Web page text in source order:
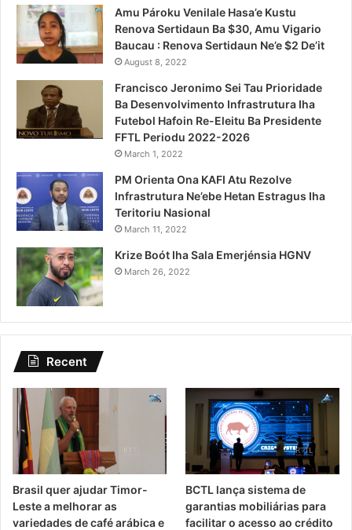
Amu Pároku Venilale Hasa’e Kustu
Renova Sertidaun Ba $30, Amu Vigario
Baucau : Renova Sertidaun Ne’e $2 De’it
August 8, 2022
Francisco Jeronimo Sei Tau Prioridade
Ba Desenvolvimento Infrastrutura Iha
Futebol Hafoin Re-Eleitu Ba Presidente
FFTL Periodu 2022-2026
March 1, 2022
PM Orienta Ona KAFI Atu Rezolve
Infrastrutura Ne’ebe Hetan Estragus Iha
Teritoriu Nasional
March 11, 2022
Krize Boót Iha Sala Emerjénsia HGNV
March 26, 2022
Recent
Brasil quer ajudar Timor-
Leste a melhorar as
variedades de café arábica e
BCTL lança sistema de
garantias mobiliárias para
facilitar o acesso ao crédito